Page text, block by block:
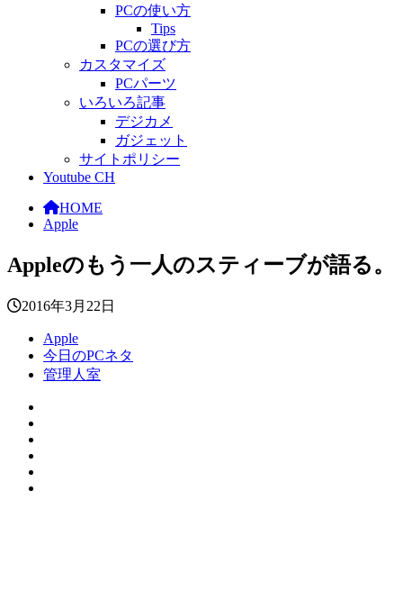
PCの使い方
Tips
PCの選び方
カスタマイズ
PCパーツ
いろいろ記事
デジカメ
ガジェット
サイトポリシー
Youtube CH
HOME
Apple
Appleのもう一人のスティーブが語る。
2016年3月22日
Apple
今日のPCネタ
管理人室